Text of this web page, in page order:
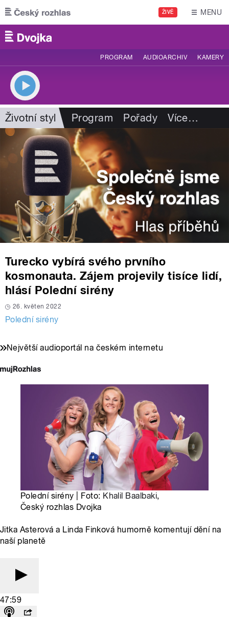
Přejít k hlavnímu obsahu
ŽIVĚ MENU
PROGRAM AUDIOARCHIV KAMERY
Životní styl Program Pořady Více…
Turecko vybírá svého prvního
kosmonauta. Zájem projevily tisíce lidí,
hlásí Polední sirény
26. květen 2022
Polední sirény
Největší audioportál na českém internetu
Polední sirény | Foto: Khalil Baalbaki,
Český rozhlas Dvojka
Jitka Asterová a Linda Finková humorně komentují dění na
naší planetě
47:59